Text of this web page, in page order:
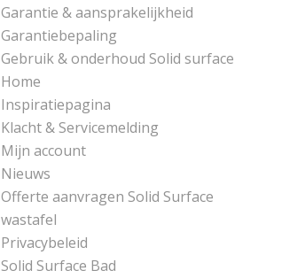
Garantie & aansprakelijkheid
Garantiebepaling
Gebruik & onderhoud Solid surface
Home
Inspiratiepagina
Klacht & Servicemelding
Mijn account
Nieuws
Offerte aanvragen Solid Surface
wastafel
Privacybeleid
Solid Surface Bad